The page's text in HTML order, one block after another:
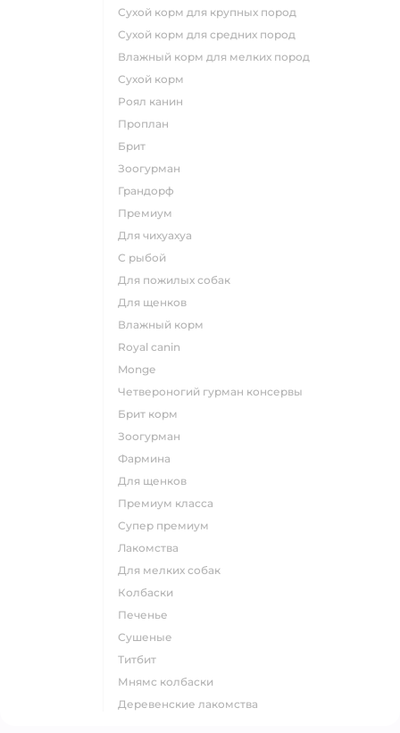
сухой корм для крупных пород
сухой корм для средних пород
влажный корм для мелких пород
сухой корм
роял канин
проплан
брит
зоогурман
грандорф
премиум
для чихуахуа
с рыбой
для пожилых собак
для щенков
влажный корм
royal canin
monge
четвероногий гурман консервы
брит корм
зоогурман
фармина
для щенков
премиум класса
супер премиум
лакомства
для мелких собак
колбаски
печенье
сушеные
титбит
мнямс колбаски
деревенские лакомства